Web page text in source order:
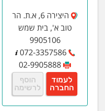
היצירה 6, א.ת. הר
טוב א', בית שמש
9905106
072-3357586
02-9905888
לעמוד
החברה
הוסף
לרשימה